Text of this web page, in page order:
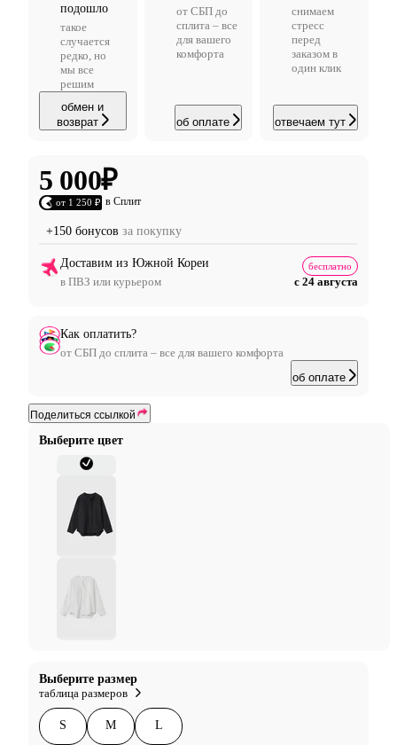
подошло
такое
случается
редко, но
мы все
решим
обмен и
возврат
от СБП до
сплита – все
для вашего
комфорта
об оплате
снимаем
стресс
перед
заказом в
один клик
отвечаем тут
Выберите цвет
Выберите размер
таблица размеров
S M L
5 000₽
от 1 250 ₽ в Сплит
+150 бонусов за покупку
Доставим из Южной Кореи
в ПВЗ или курьером
бесплатно
с 24 августа
Как оплатить?
от СБП до сплита – все для вашего комфорта
об оплате
Поделиться ссылкой